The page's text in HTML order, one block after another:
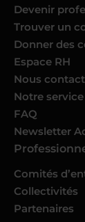
Devenir
Trouver un
Donner des
Espace RH
Nous
Notre
FAQ
Newsletter
Comités
Collectivités
Partenaires